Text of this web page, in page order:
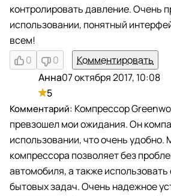
контролировать давление. Очень
использовании, понятный
всем!
0
0
Комментировать
Анна07 октября 2017, 10:08
5
Компрессор
превзошел мои ожидания. Он
использовании, что очень удобно.
компрессора позволяет без
автомобиля, а также использовать
бытовых задач. Очень надежное